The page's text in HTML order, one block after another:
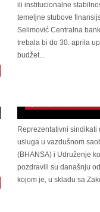
ili institucionalne
temeljne stubove
Selimović Centralna
trebala bi do 30. aprila
budžet...
KLJUČNI KORAK
BHANSA-e
Reprezentativni sindikati
usluga u vazdušnom
(BHANSA) i Udruženje
pozdravili su današnju
kojom je, u skladu sa